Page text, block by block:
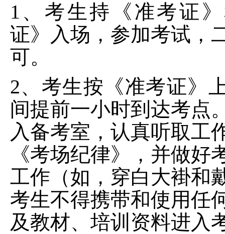
1、考生持《准考证
证》入场，参加考试，
可。
2、考生按《准考证》
间提前一小时到达考点
入备考室，认真听取工
《考场纪律》，并做好
工作（如，穿白大褂和
考生不得携带和使用任
及教材、培训资料进入